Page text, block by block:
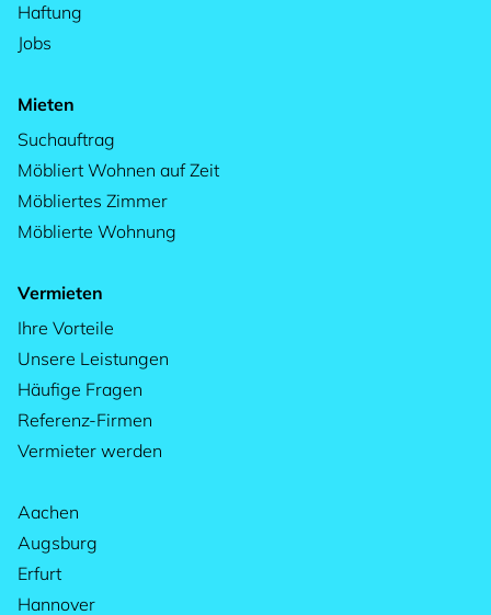
Haftung
Jobs
Mieten
Suchauftrag
Möbliert Wohnen auf Zeit
Möbliertes Zimmer
Möblierte Wohnung
Vermieten
Ihre Vorteile
Unsere Leistungen
Häufige Fragen
Referenz-Firmen
Vermieter werden
Aachen
Augsburg
Erfurt
Hannover